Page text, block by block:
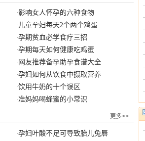
·影响女人怀孕的六种食物
· 儿童孕妇每天2个两个鸡蛋
·孕期贫血必学食疗三招
·孕期每天如何健康吃鸡蛋
· 网友推荐备孕助孕食谱大全
·孕妇如何从饮食中摄取营养
·饮用牛奶的十个误区
·准妈妈喝蜂蜜的小常识
更多>>
·孕妇叶酸不足可导致胎儿兔唇
·
·
·
·
·
·
·
·
·